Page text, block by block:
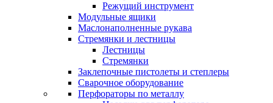
Режущий инструмент
Модульные ящики
Маслонаполненные рукава
Стремянки и лестницы
Лестницы
Стремянки
Заклепочные пистолеты и степлеры
Сварочное оборудование
Перфораторы по металлу